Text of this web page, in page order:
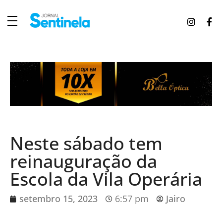
Neste sábado tem
reinauguração da
Escola da Vila Operária
setembro 15, 2023 6:57 pm Jairo